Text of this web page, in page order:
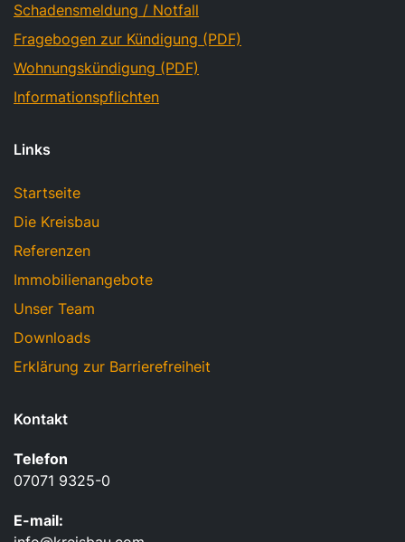
Schadensmeldung / Notfall
Fragebogen zur Kündigung (PDF)
Wohnungskündigung (PDF)
Informationspflichten
Links
Startseite
Die Kreisbau
Referenzen
Immobilienangebote
Unser Team
Downloads
Erklärung zur Barrierefreiheit
Kontakt
Telefon
07071 9325-0
E-mail: